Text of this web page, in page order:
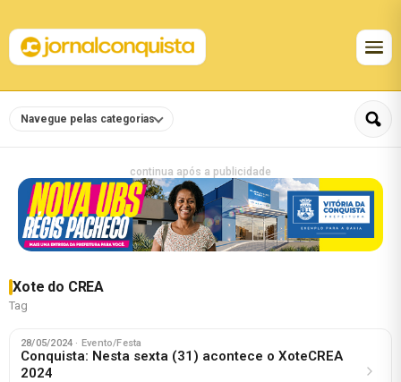
Navegue pelas categorias
continua após a publicidade
Xote do CREA
Tag
28/05/2024 · Evento/Festa
Conquista: Nesta sexta (31) acontece o XoteCREA
2024